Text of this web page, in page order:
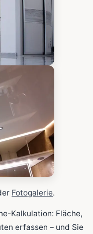
Fotogalerie.
Kalkulation: Fläche,
erfassen – und Sie